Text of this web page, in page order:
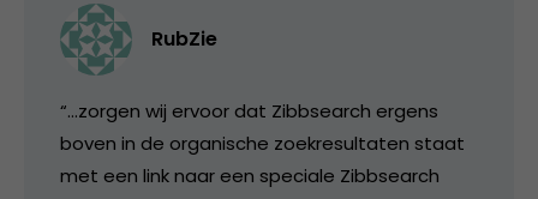
RubZie
“…zorgen wij ervoor dat Zibbsearch ergens
boven in de organische zoekresultaten staat
met een link naar een speciale Zibbsearch